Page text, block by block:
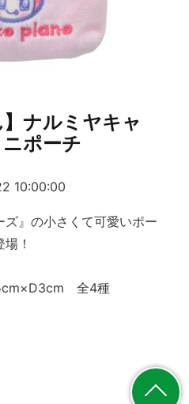
】ナルミヤキャ
ポーチ
10:00:00
ズ』の小さくて可愛いポー
！
全4種